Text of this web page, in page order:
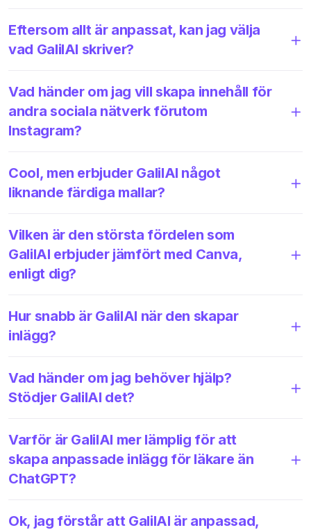
Eftersom allt är anpassat, kan jag välja
vad GalilAI skriver?
Vad händer om jag vill skapa innehåll för
andra sociala nätverk förutom
Instagram?
Cool, men erbjuder GalilAI något
liknande färdiga mallar?
Vilken är den största fördelen som
GalilAI erbjuder jämfört med Canva,
enligt dig?
Hur snabb är GalilAI när den skapar
inlägg?
Vad händer om jag behöver hjälp?
Stödjer GalilAI det?
Varför är GalilAI mer lämplig för att
skapa anpassade inlägg för läkare än
ChatGPT?
Ok, jag förstår att GalilAI är anpassad,